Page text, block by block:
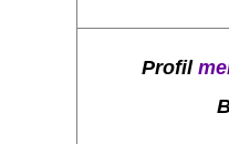
Profil